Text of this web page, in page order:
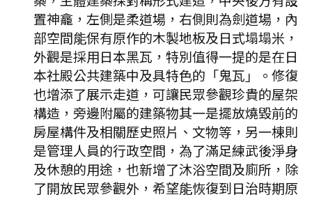
置神龕，左側是柔道場，右側則為劍道場，內
部空間能保有原作的木製地板及日式塌塌米，
外觀是採用日本黑瓦，特別值得一提的是在日
本社殿公共建築中及具特色的「鬼瓦」。修復
也增添了展示走道，可讓民眾參觀珍貴的屋架
構造，旁邊附屬的建築物其一是擺放燒毀前的
房屋構件及相關歷史照片、文物等，另一棟則
是管理人員的行政空間，為了滿足練武後淨身
及休憩的用途，也新增了沐浴空間及廁所，除
了開放民眾參觀外，希望能恢復到日治時期原